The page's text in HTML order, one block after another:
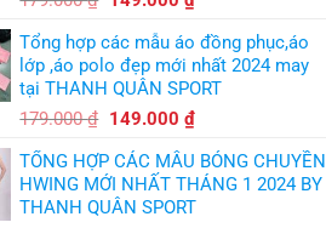
là:
179.000 ₫.
tại
là:
149.000 ₫.
Tổng hợp các mẫu áo đồng phục,áo
lớp ,áo polo đẹp mới nhất 2024 may
tại THANH QUÂN SPORT
179.000₫ Giá
là:
179.000 ₫.
149.000 ₫Giá
tại
là:
TỔNG HỢP CÁC MẪU BÓNG CHUYỀN
HWING MỚI NHẤT THÁNG 1 2024 BY
THANH QUÂN SPORT